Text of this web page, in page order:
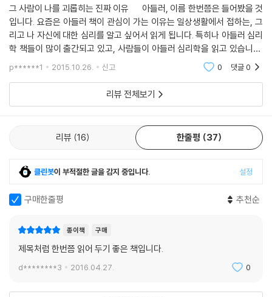
알면 이해할 수 있게 된다.
아들러는 긍정의 사람, 용기의 사람, 겸손의 사람으로 시대의 어둠을 밝히
고, 혼란과 좌절, 불평등과 파괴를 공동체감과 사회적 관심으로 극복하려
했던 최초의 인본주의 심리학자였다. 병들어 가는 세상을 치유할 특효약으
로 아들러 심리학을 추천한다.
- 경북대학교 교수·독일 아헨대학교 철학 박사, 김춘경
그 사람이 나를 괴롭히는 진짜 이유 아들러, 이름 한번쯤은 들어봤을 것
입니다. 요즘은 아들러 책이 관심이 가는 이유는 일상생활에서 접하는, 그
리고 나 자신에 대한 심리를 알고 싶어서 읽게 됩니다. 특히나 아들러 심리
학 책들이 많이 출간되고 있고, 사람들이 아들러 심리학을 읽고 있습니다.
아들러는 심리학의 대가라고 해도 과언이 아닐것입니다. 아들러의 심리학
p******1 2015.10.26. 신고 0 댓글0
리뷰 전체보기
리뷰 16 한줄평 37
클린봇이 부적절한 글을 감지 중입니다. 설정
구매한줄평 추천순
종이책 구매
제목처럼 한번쯤 읽어 두기 좋은 책입니다.
d********3 2016.04.27. 0